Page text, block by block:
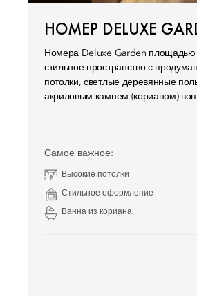
НОМЕР DELUXE
Номера Deluxe Garden площадью
стильное пространство с
потолки, светлые деревянные
акриловым камнем (корианом)
Самое важное:
Высокие потолки
Стильное оформление
Ванна из кориана